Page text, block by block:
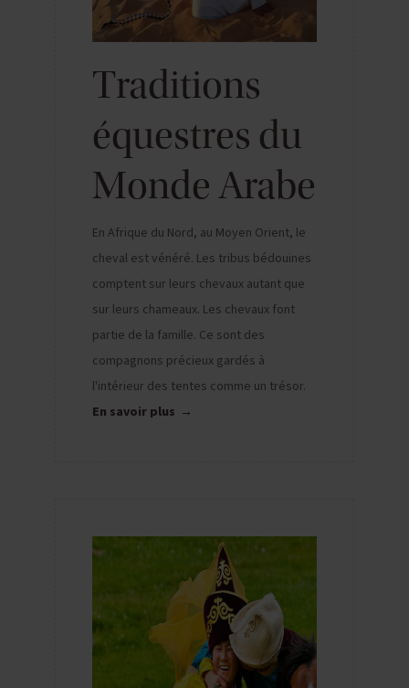
Traditions
équestres du
Monde Arabe
En Afrique du Nord, au Moyen Orient, le
cheval est vénéré. Les tribus bédouines
comptent sur leurs chevaux autant que
sur leurs chameaux. Les chevaux font
partie de la famille. Ce sont des
compagnons précieux gardés à
l'intérieur des tentes comme un trésor.
En savoir plus